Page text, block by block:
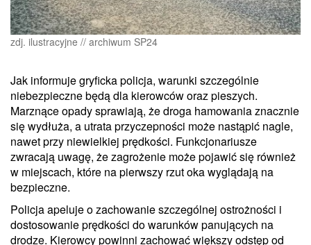
zdj. ilustracyjne // archiwum SP24
Jak informuje gryficka policja, warunki szczególnie
niebezpieczne będą dla kierowców oraz pieszych.
Marznące opady sprawiają, że droga hamowania znacznie
się wydłuża, a utrata przyczepności może nastąpić nagle,
nawet przy niewielkiej prędkości. Funkcjonariusze
zwracają uwagę, że zagrożenie może pojawić się również
w miejscach, które na pierwszy rzut oka wyglądają na
bezpieczne.
Policja apeluje o zachowanie szczególnej ostrożności i
dostosowanie prędkości do warunków panujących na
drodze. Kierowcy powinni zachować większy odstęp od